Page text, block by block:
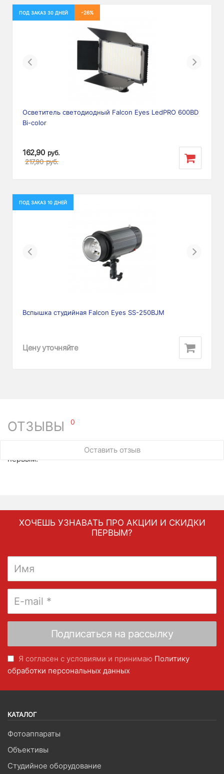
ПОД ЗАКАЗ 30 ДНЕЙ -26%
Previous Next
Осветитель светодиодный Falcon Eyes LedPRO 600BD
Bi-color
162,90 руб.
217,90 руб.
ПОД ЗАКАЗ 10 ДНЕЙ
Previous Next
Вспышка студийная Falcon Eyes SS-250BJM
Цену уточняйте
ОТЗЫВЫ 0
Оставить отзыв
У этого товара нет ни одного отзыва. Вы можете стать
первым.
ХОЧЕШЬ УЗНАВАТЬ ПРО АКЦИИ И СКИДКИ
ПЕРВЫМ?
Я согласен с условиями и принимаю Политику
обработки персональных данных
КАТАЛОГ
Фотоаппараты
Объективы
Студийное оборудование